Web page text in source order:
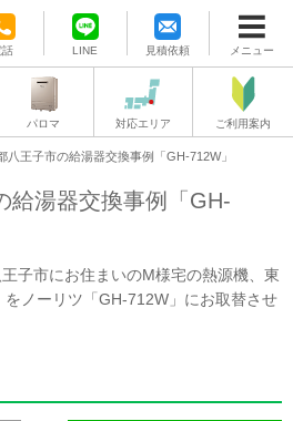
話 LINE 見積依頼 メニュー
パロマ 対応エリア ご利用案内
八王子市の給湯器交換事例「GH-712W」
給湯器交換事例「GH-
子市にお住まいのM様宅の熱源機、東
ノーリツ「GH-712W」にお取替させ